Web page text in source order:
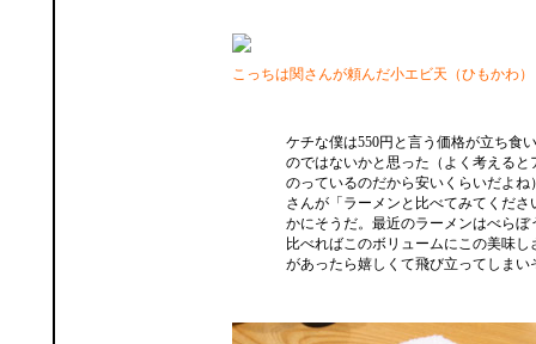
こっちは関さんが頼んだ小エビ天（ひもかわ）
ケチな僕は550円と言う価格が立ち食
のではないかと思った（よく考えると
のっているのだから安いくらいだよね
さんが「ラーメンと比べてみてくださ
かにそうだ。最近のラーメンはべらぼ
比べればこのボリュームにこの美味し
があったら嬉しくて飛び立ってしまい